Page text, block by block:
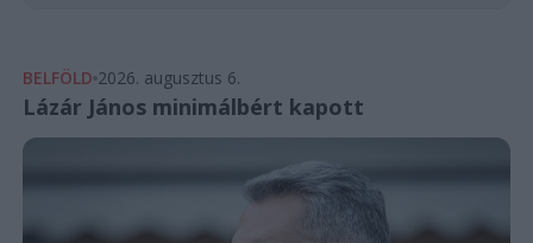
BELFÖLD 2026. augusztus 6.
Lázár János minimálbért kapott